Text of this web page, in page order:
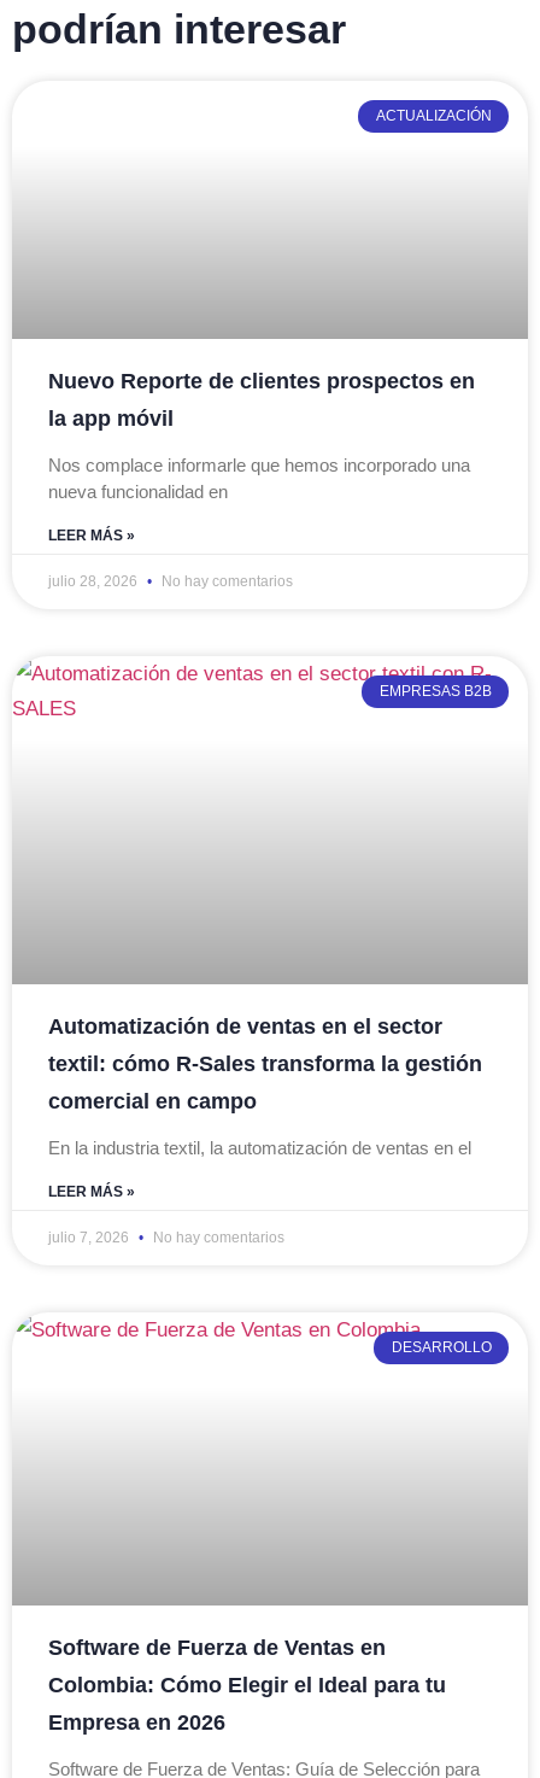
podrían interesar
ACTUALIZACIÓN
Nuevo Reporte de clientes prospectos en
la app móvil
Nos complace informarle que hemos incorporado una
nueva funcionalidad en
LEER MÁS »
julio 28, 2026 No hay comentarios
EMPRESAS B2B
Automatización de ventas en el sector
textil: cómo R-Sales transforma la gestión
comercial en campo
En la industria textil, la automatización de ventas en el
LEER MÁS »
julio 7, 2026 No hay comentarios
DESARROLLO
Software de Fuerza de Ventas en
Colombia: Cómo Elegir el Ideal para tu
Empresa en 2026
Software de Fuerza de Ventas: Guía de Selección para